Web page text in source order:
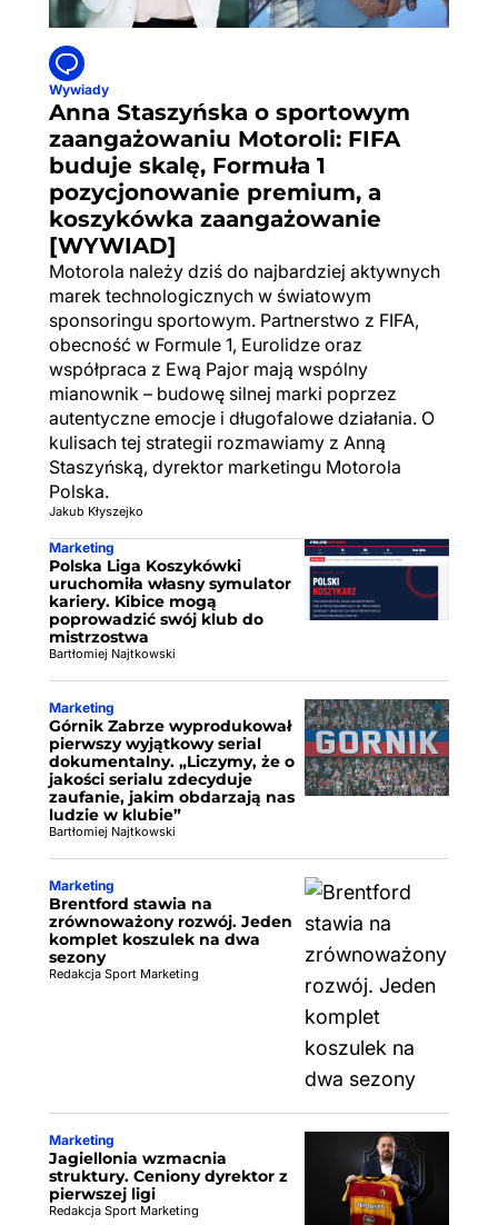
Wywiady
Anna Staszyńska o sportowym
zaangażowaniu Motoroli: FIFA
buduje skalę, Formuła 1
pozycjonowanie premium, a
koszykówka zaangażowanie
[WYWIAD]
Motorola należy dziś do najbardziej aktywnych
marek technologicznych w światowym
sponsoringu sportowym. Partnerstwo z FIFA,
obecność w Formule 1, Eurolidze oraz
współpraca z Ewą Pajor mają wspólny
mianownik – budowę silnej marki poprzez
autentyczne emocje i długofalowe działania. O
kulisach tej strategii rozmawiamy z Anną
Staszyńską, dyrektor marketingu Motorola
Polska.
Jakub Kłyszejko
Marketing
Polska Liga Koszykówki
uruchomiła własny symulator
kariery. Kibice mogą
poprowadzić swój klub do
mistrzostwa
Bartłomiej Najtkowski
Marketing
Górnik Zabrze wyprodukował
pierwszy wyjątkowy serial
dokumentalny. „Liczymy, że o
jakości serialu zdecyduje
zaufanie, jakim obdarzają nas
ludzie w klubie”
Bartłomiej Najtkowski
Marketing
Brentford stawia na
zrównoważony rozwój. Jeden
komplet koszulek na dwa
sezony
Redakcja Sport Marketing
Marketing
Jagiellonia wzmacnia
struktury. Ceniony dyrektor z
pierwszej ligi
Redakcja Sport Marketing